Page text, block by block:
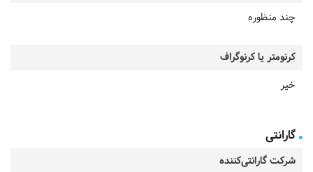
چند منظوره
کرنومتر یا کرنوگراف
خیر
گارانتی
شرکت گارانتی‌کننده